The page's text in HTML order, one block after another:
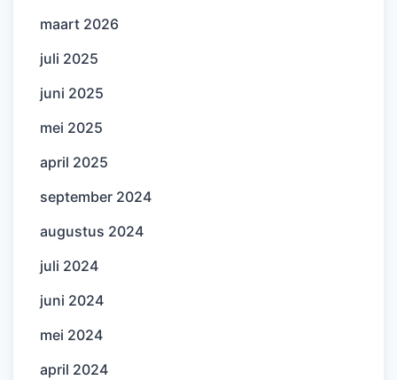
maart 2026
juli 2025
juni 2025
mei 2025
april 2025
september 2024
augustus 2024
juli 2024
juni 2024
mei 2024
april 2024